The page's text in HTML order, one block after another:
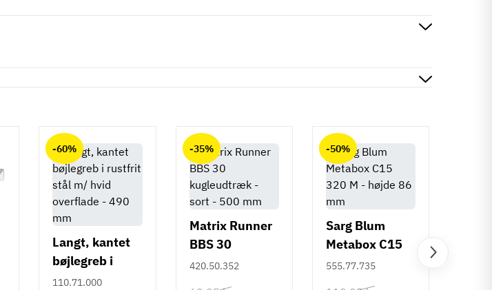
-60%
Langt, kantet
bøjlegreb i
rustfrit stål m/
110.71.000
-35%
Matrix Runner
BBS 30
kugleudtræk -
420.50.352
-50%
Sarg Blum
Metabox C15
320 M - højde
555.77.735